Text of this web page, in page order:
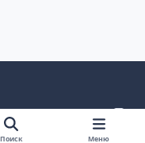
v
k
Поиск Меню